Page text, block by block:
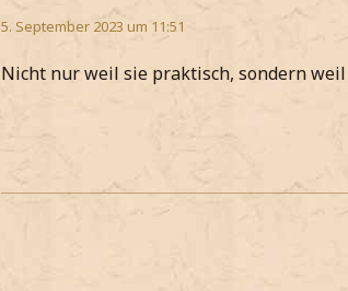
5. September 2023 um 11:51
Nicht nur weil sie praktisch, sondern